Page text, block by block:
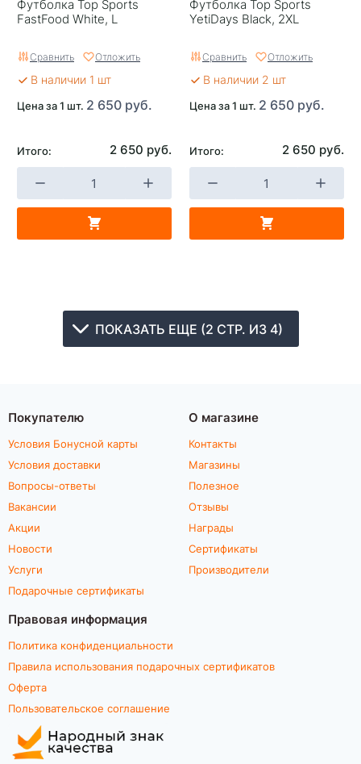
Футболка Top Sports
FastFood White, L
Сравнить Отложить
В наличии 1 шт
Цена за 1 шт. 2 650 руб.
Итого: 2 650 руб.
Футболка Top Sports
YetiDays Black, 2XL
Сравнить Отложить
В наличии 2 шт
Цена за 1 шт. 2 650 руб.
Итого: 2 650 руб.
ПОКАЗАТЬ ЕЩЕ (2 СТР. ИЗ 4)
Покупателю
Условия Бонусной карты
Условия доставки
Вопросы-ответы
Вакансии
Акции
Новости
Услуги
Подарочные сертификаты
О магазине
Контакты
Магазины
Полезное
Отзывы
Награды
Сертификаты
Производители
Правовая информация
Политика конфиденциальности
Правила использования подарочных сертификатов
Оферта
Пользовательское соглашение